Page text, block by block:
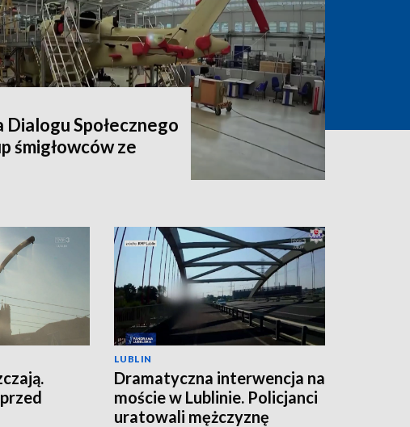
Dialogu Społecznego
śmigłowców ze
LUBLIN
Dramatyczna interwencja na
moście w Lublinie. Policjanci
uratowali mężczyznę